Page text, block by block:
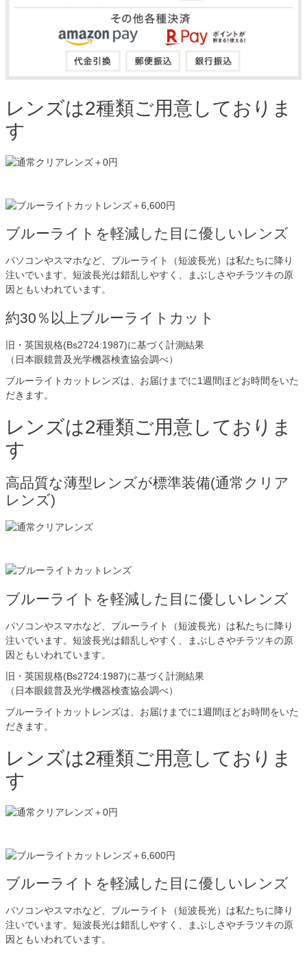
レンズは2種類ご用意しておりま
す
ブルーライトを軽減した目に優しいレンズ
パソコンやスマホなど、ブルーライト（短波長光）は私たちに降り
注いでいます。短波長光は錯乱しやすく、まぶしさやチラツキの原
因ともいわれています。
約30％以上ブルーライトカット
旧・英国規格(Bs2724:1987)に基づく計測結果
（日本眼鏡普及光学機器検査協会調べ）
ブルーライトカットレンズは、お届けまでに1週間ほどお時間をいた
だきます。
レンズは2種類ご用意しておりま
す
高品質な薄型レンズが標準装備(通常クリア
レンズ)
ブルーライトを軽減した目に優しいレンズ
パソコンやスマホなど、ブルーライト（短波長光）は私たちに降り
注いでいます。短波長光は錯乱しやすく、まぶしさやチラツキの原
因ともいわれています。
旧・英国規格(Bs2724:1987)に基づく計測結果
（日本眼鏡普及光学機器検査協会調べ）
ブルーライトカットレンズは、お届けまでに1週間ほどお時間をいた
だきます。
レンズは2種類ご用意しておりま
す
ブルーライトを軽減した目に優しいレンズ
パソコンやスマホなど、ブルーライト（短波長光）は私たちに降り
注いでいます。短波長光は錯乱しやすく、まぶしさやチラツキの原
因ともいわれています。